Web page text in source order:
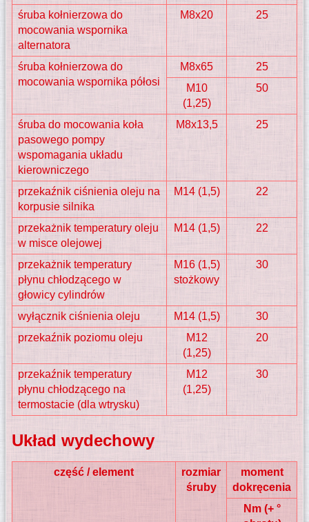
śruba kołnierzowa do
mocowania wspornika
alternatora
M8x20 25
śruba kołnierzowa do
mocowania wspornika półosi
M8x65
25
M10
(1,25)
50
śruba do mocowania koła
pasowego pompy
wspomagania układu
kierowniczego
M8x13,5 25
przekaźnik ciśnienia oleju na
korpusie silnika
M14 (1,5) 22
przekażnik temperatury oleju
w misce olejowej
M14 (1,5) 22
przekażnik temperatury
płynu chłodzącego w
głowicy cylindrów
M16 (1,5)
stożkowy
30
wyłącznik ciśnienia oleju M14 (1,5)
30
przekaźnik poziomu oleju
M12
(1,25)
20
przekaźnik temperatury
płynu chłodzącego na
termostacie (dla wtrysku)
M12
(1,25)
30
Układ wydechowy
część / element
rozmiar
śruby
moment
dokręcenia
Nm (+ °